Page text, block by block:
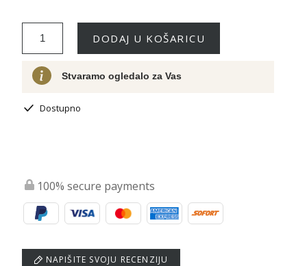
DODAJ U KOŠARICU
Stvaramo ogledalo za Vas
Dostupno
100% secure payments
NAPIŠITE SVOJU RECENZIJU